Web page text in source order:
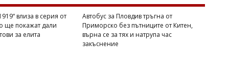
Димитър КИРЯКОВ
Бургаска област вече има близо 338
хил. жилища, сградите се увеличиха с
453 за година
влиза в серия от
ще покажат дали
за елита
Автобус за Пловдив тръгна от
Приморско без пътниците от Китен,
върна се за тях и натрупа час
закъснение